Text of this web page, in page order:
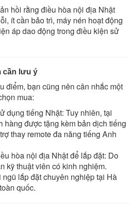
hồi rằng điều hòa nội địa Nhật
ít cần bảo trì, máy nén hoạt động
áp dao động trong điều kiện sử
cần lưu ý
điểm, bạn cũng nên cân nhắc một
mua:
dụng tiếng Nhật: Tuy nhiên, tại
hàng được tặng kèm bản dịch tiếng
thay remote đa năng tiếng Anh
hòa nội địa Nhật để lắp đặt: Do
kỹ thuật viên có kinh nghiệm.
lắp đặt chuyên nghiệp tại Hà
quốc.